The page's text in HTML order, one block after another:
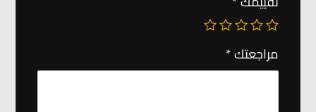
مراجعتك*